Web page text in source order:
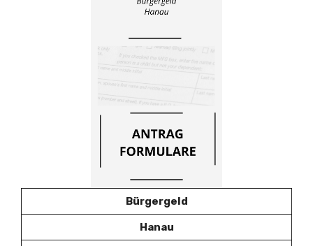
Bürgergeld
Hanau